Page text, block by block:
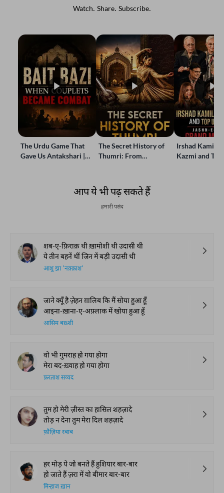
Watch. Share. Subscribe.
The Urdu Game That
Gave Us Antakshari |
The Secret History of
Thumri: From
Irshad Kamil,
Kazmi and
आप ये भी पढ़ सकते हैं
हमारी पसंद
शब-ए-फ़िराक़ थी ख़ामोशी थी उदासी थी
ये तीन बहनें थीं जिन में बड़ी उदासी थी
आशु झा 'नक़्क़ाश'
जाने क्यूँ है ज़ेहन ग़ालिब कि मैं सोया हुआ हूँ
आइना-ख़ाना-ए-अफ़्लाक में खोया हुआ हूँ
आसिम बख़्शी
वो भी गुमराह हो गया होगा
मेरा बद-ख़्वाह हो गया होगा
फ़रताश सय्यद
तुम हो मेरी ज़ीस्त का हासिल शहज़ादे
तोड़ न देना तुम मेरा दिल शहज़ादे
फ़ौज़िया रबाब
हर मोड़ पे जो बनते हैं हुशियार बार-बार
हो जाते हैं ज़रा में वो बीमार बार-बार
मिन्हाज ख़ान